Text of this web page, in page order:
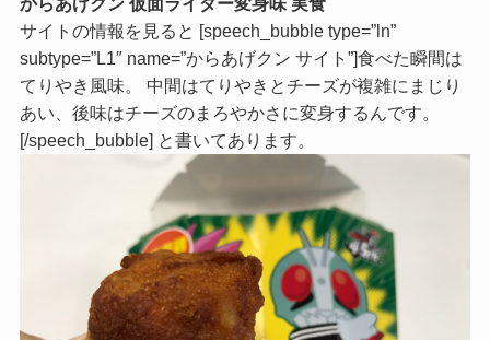
サイトの情報を見ると [speech_bubble type=”ln”
subtype=”L1″ name=”からあげクン サイト”]食べた瞬間は
てりやき風味。 中間はてりやきとチーズが複雑にまじり
あい、後味はチーズのまろやかさに変身するんです。
[/speech_bubble] と書いてあります。